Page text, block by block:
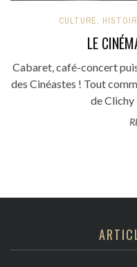
CULTURE,
LE
Cabaret, café-concert
des Cinéastes ! Tout
de Clichy